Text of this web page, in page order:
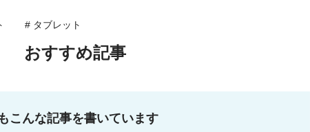
# タブレット
おすすめ記事
こんな記事を書いています